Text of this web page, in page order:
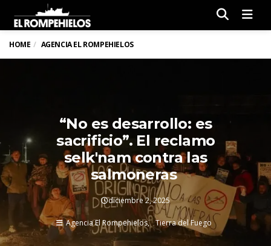
HOME AGENCIA EL ROMPEHIELOS
“No es desarrollo: es
sacrificio”. El reclamo
selk'nam contra las
salmoneras
diciembre 2, 2025
Agencia El Rompehielos Tierra del Fuego